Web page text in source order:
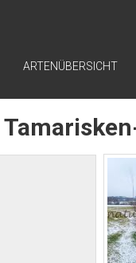
ARTENÜBERSICHT